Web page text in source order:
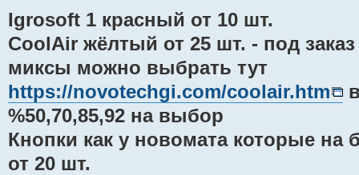
Igrosoft 1 красный от 10 шт.
CoolAir жёлтый от 25 шт. - под
миксы можно выбрать тут
https://novotechgi.com/coolair.htm
%50,70,85,92 на выбор
Кнопки как у новомата которые на
от 20 шт.